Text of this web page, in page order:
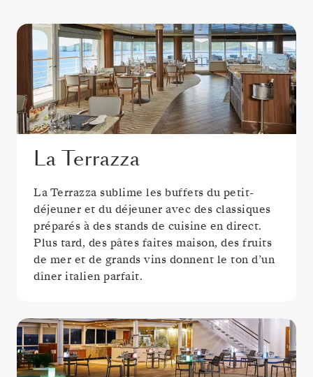
La Terrazza
La Terrazza sublime les buffets du petit-
déjeuner et du déjeuner avec des classiques
préparés à des stands de cuisine en direct.
Plus tard, des pâtes faites maison, des fruits
de mer et de grands vins donnent le ton d’un
dîner italien parfait.